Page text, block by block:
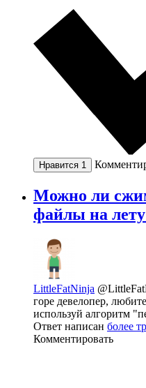
Нравится 1
Можно ли
файлы на
LittleFatNinja
горе девелопер,
используй алгоритм
Ответ написан более
Комментировать